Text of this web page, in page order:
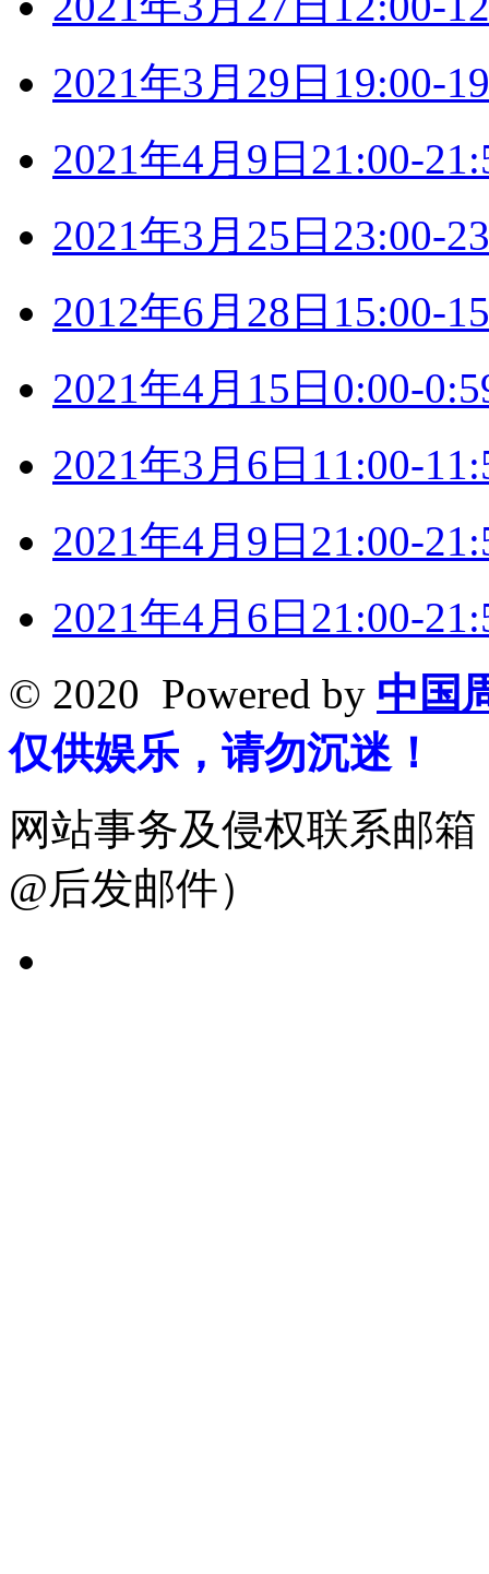
2021年3月29日19:00-
2021年4月9日21:00-
2021年3月25日23:00-
2012年6月28日15:00-
2021年4月15日0:00-
2021年3月6日11:00-
2021年4月9日21:00-
2021年4月6日21:00-
© 2020 Powered by 中国
仅供娱乐，请勿沉迷！
网站事务及侵权联系邮箱
@后发邮件）